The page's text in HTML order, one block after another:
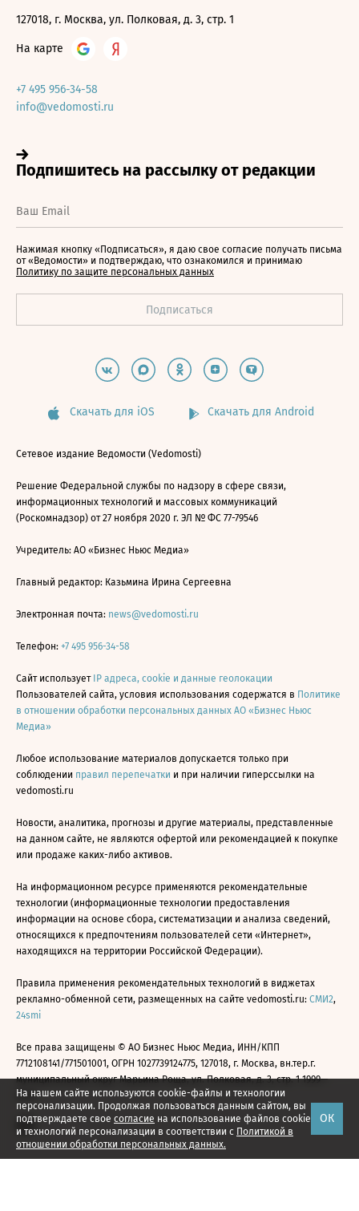
На нашем сайте используются cookie-файлы и технологии
персонализации. Продолжая пользоваться данным сайтом, вы
подтверждаете свое согласие на использование файлов cookie
и технологий персонализации в соответствии с Политикой в
отношении обработки персональных данных.
ОК
127018, г. Москва, ул. Полковая, д. 3, стр. 1
На карте
+7 495 956-34-58
info@vedomosti.ru
Нажимая кнопку «Подписаться», я даю свое согласие получать письма
от «Ведомости» и подтверждаю, что ознакомился и принимаю
Политику по защите персональных данных
Скачать для iOS Скачать для Android
Сетевое издание Ведомости (Vedomosti)
Решение Федеральной службы по надзору в сфере связи,
информационных технологий и массовых коммуникаций
(Роскомнадзор) от 27 ноября 2020 г. ЭЛ № ФС 77-79546
Учредитель: АО «Бизнес Ньюс Медиа»
Главный редактор: Казьмина Ирина Сергеевна
Электронная почта: news@vedomosti.ru
Телефон: +7 495 956-34-58
Сайт использует IP адреса, cookie и данные геолокации
Пользователей сайта, условия использования содержатся в Политике
в отношении обработки персональных данных АО «Бизнес Ньюс
Медиа»
Любое использование материалов допускается только при
соблюдении правил перепечатки и при наличии гиперссылки на
vedomosti.ru
Новости, аналитика, прогнозы и другие материалы, представленные
на данном сайте, не являются офертой или рекомендацией к покупке
или продаже каких-либо активов.
На информационном ресурсе применяются рекомендательные
технологии (информационные технологии предоставления
информации на основе сбора, систематизации и анализа сведений,
относящихся к предпочтениям пользователей сети «Интернет»,
находящихся на территории Российской Федерации).
Правила применения рекомендательных технологий в виджетах
рекламно-обменной сети, размещенных на сайте vedomosti.ru: СМИ2,
24smi
Все права защищены © АО Бизнес Ньюс Медиа, ИНН/КПП
7712108141/771501001, ОГРН 1027739124775, 127018, г. Москва, вн.тер.г.
муниципальный округ Марьина Роща, ул. Полковая, д. 3, стр. 1 1999—
2026